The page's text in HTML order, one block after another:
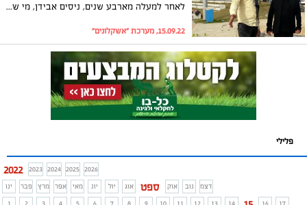
לאחר למעלה מארבע שנים, ניסים אבידן, מי שהיה סמנכ״ל החברה הכלכלית לאשקלון, הודיע לראש העירייה על סיום תפקידו בעקבות מעבר לתפקיד בכיר במגזר הציבורי: "אשקלון תמיד תהיה לי לבית חם ואוהב"
15.09.22, מערכת "אשקלונים"
פלילי
2022 2023 2024 2025 2026
ינו
פבר מרץ אפר מאי יונ יול אוג ספט אוק נוב
דצמ